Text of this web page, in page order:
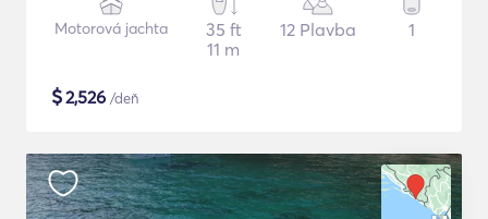
Motorová jachta
35 ft
11 m
12 Plavba 1
$2,526 /deň